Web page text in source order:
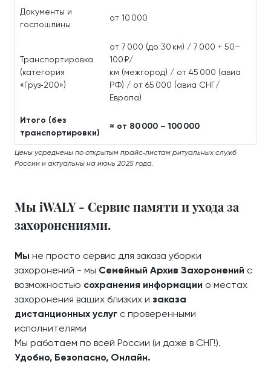
Документы и
госпошлины
от 10 000
Транспортировка
(категория
«Груз‑200»)
от 7 000 (до 30 км) / 7 000 + 50–
100 ₽/
км (межгород) / от 45 000 (авиа
РФ) / от 65 000 (авиа СНГ/
Европа)
Итого (без
транспортировки)
≈ от 80 000 – 100 000
Цены усреднены по открытым прайс‑листам ритуальных служб
России и актуальны на июнь 2025 года.
Мы iWALY - Сервис памяти и ухода за
захоронениями.
Мы не просто сервис для заказа уборки
захоронений - мы Семейный Архив Захоронений с
возможностью сохранения информации о местах
захоронения ваших близких и заказа
дистанционных услуг с проверенными
исполнителями
Мы работаем по всей России (и даже в СНГ!).
Удобно, Безопасно, Онлайн.